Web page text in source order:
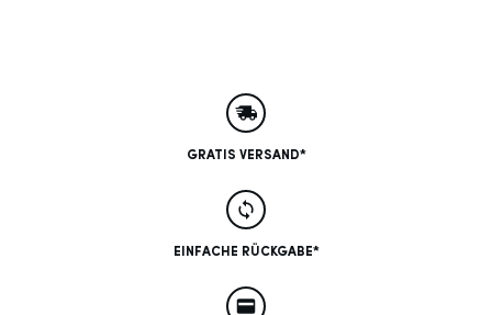
GRATIS VERSAND*
EINFACHE RÜCKGABE*